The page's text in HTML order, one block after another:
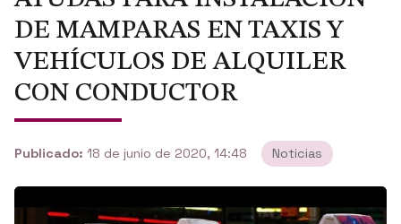
DE MAMPARAS EN TAXIS Y
VEHÍCULOS DE ALQUILER
CON CONDUCTOR
Publicado: 18 de junio de 2020, 14:48 Noticias